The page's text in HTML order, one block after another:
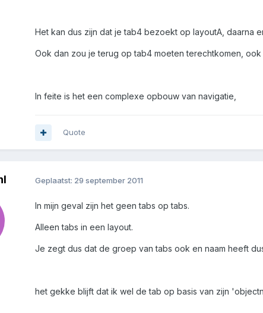
Het kan dus zijn dat je tab4 bezoekt op layoutA, daarna
Ook dan zou je terug op tab4 moeten terechtkomen,
In feite is het een complexe opbouw van navigatie,
Quote
Geplaatst: 29 september 2011
In mijn geval zijn het geen tabs op tabs.
Alleen tabs in een layout.
Je zegt dus dat de groep van tabs ook en naam heeft
het gekke blijft dat ik wel de tab op basis van zijn